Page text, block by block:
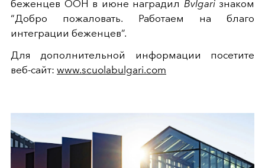
беженцев ООН в июне наградил Bvlgariзнаком
“Добро пожаловать. Работаем на благо
интеграции беженцев”.
Для дополнительной информации посетите
веб-сайт: www.scuolabulgari.com